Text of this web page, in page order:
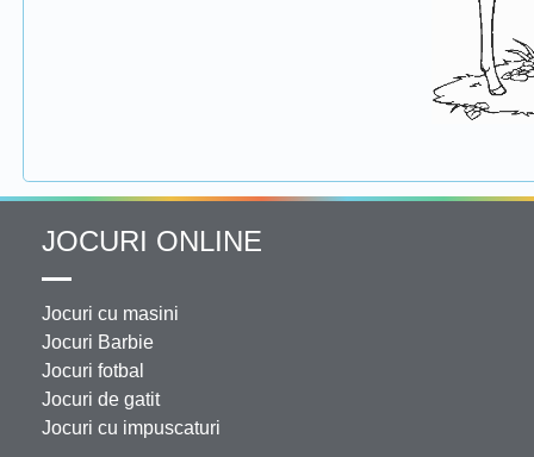
JOCURI ONLINE
Jocuri cu masini
Jocuri Barbie
Jocuri fotbal
Jocuri de gatit
Jocuri cu impuscaturi